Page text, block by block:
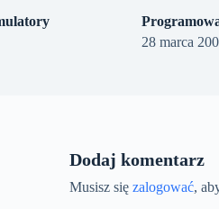
28 marca
Dodaj komentarz
Musisz się zalogować,